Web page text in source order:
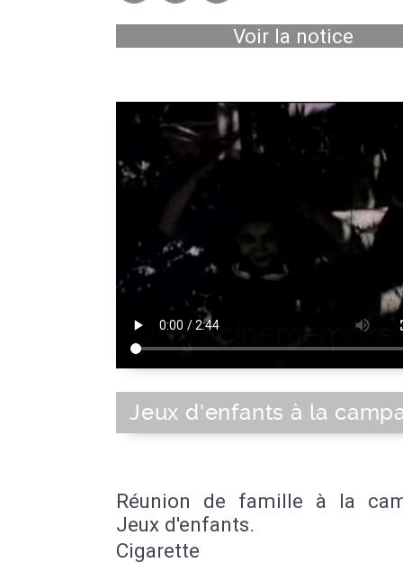
Voir la notice
Jeux d'enfants à la
Réunion de famille à la
Jeux d'enfants.
Cigarette